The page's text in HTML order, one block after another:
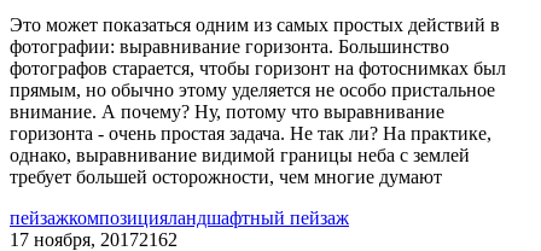
Это может показаться одним из самых простых действий в
фотографии: выравнивание горизонта. Большинство
фотографов старается, чтобы горизонт на фотоснимках был
прямым, но обычно этому уделяется не особо пристальное
внимание. А почему? Ну, потому что выравнивание
горизонта - очень простая задача. Не так ли? На практике,
однако, выравнивание видимой границы неба с землей
требует большей осторожности, чем многие думают
пейзажкомпозицияландшафтный пейзаж
17 ноября, 20172162